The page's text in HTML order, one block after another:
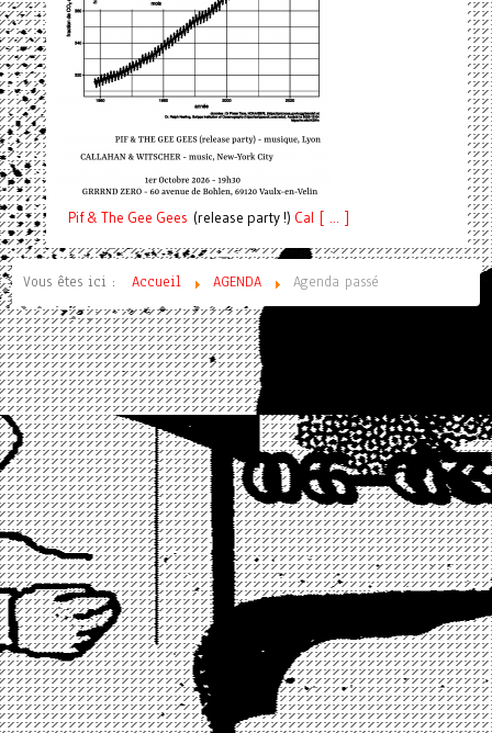
Pif& The Gee Gees (release party !) Cal [ ... ]
Vous êtes ici : Accueil AGENDA Agenda passé